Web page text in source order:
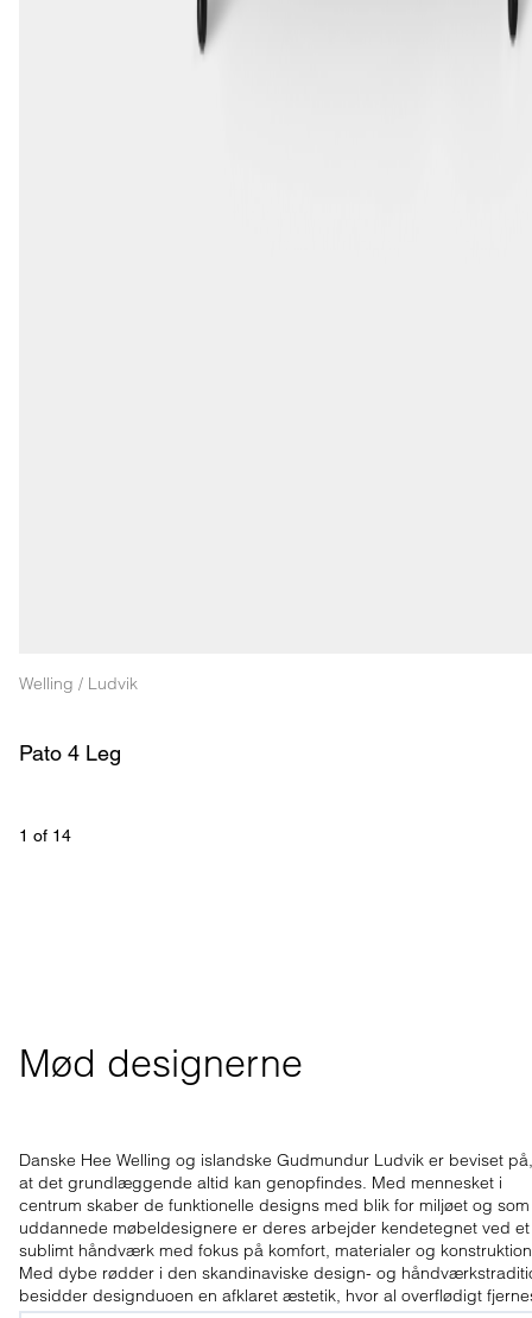
Welling / Ludvik
Pato 4 Leg
1 of 14
Mød designerne
Danske Hee Welling og islandske Gudmundur Ludvik er beviset på,
at det grundlæggende altid kan genopfindes. Med mennesket i
centrum skaber de funktionelle designs med blik for miljøet og som
uddannede møbeldesignere er deres arbejder kendetegnet ved et
sublimt håndværk med fokus på komfort, materialer og
Med dybe rødder i den skandinaviske design- og
besidder designduoen en afklaret æstetik, hvor al overflødigt